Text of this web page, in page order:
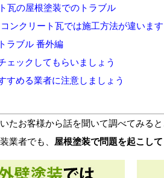
瓦の屋根塗装でのトラブル
ンクリート瓦では施工方法が違います
ラブル 番外編
ェックしてもらいましょう
すめる業者に注意しましょう
たお客様から話を聞いて調べてみる
業者でも、 屋根塗装で問題を起こし